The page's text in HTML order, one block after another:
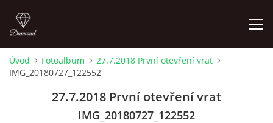
LETNÍ KINO NA HRADĚ 2022
Úvod Fotoalbum
27.7.2018 První otevření vrat
IMG_20180727_122552
27.7.2018 První otevření vrat
IMG_20180727_122552